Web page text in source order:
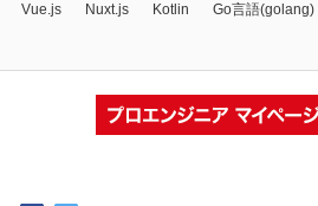
Vue.js Nuxt.js Kotlin
Go言語(golang)